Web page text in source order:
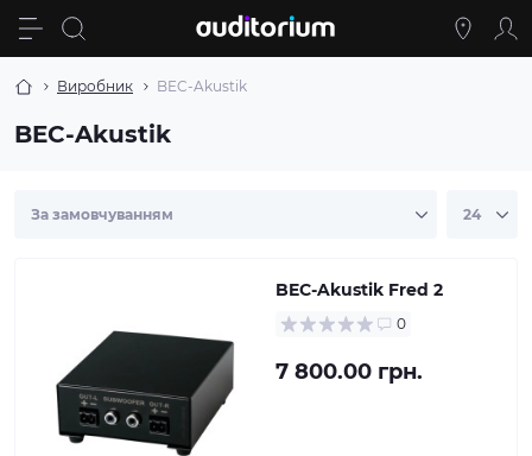
Виробник BEC-Akustik
BEC-Akustik
BEC-Akustik Fred 2
0
7 800.00 грн.